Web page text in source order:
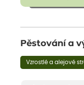
Pěstování a
Vzrostlé a alejové